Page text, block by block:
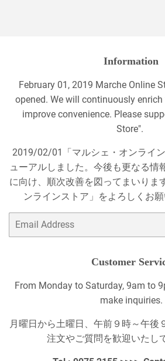
Information
February 01, 2019 Marche Online
opened. We will continuously
improve convenience. Please
Store".
2019/02/01「マルシェ・オンライ
ューアルしました。今後も更なる情
に向け、順次改善を図ってまいりま
ンラインストア」をよろしくお願
Email
Customer
From Monday to Saturday, 9am to
make inquiries.
月曜日から土曜日、午前９時～午後
注文やご質問を歓迎いたし